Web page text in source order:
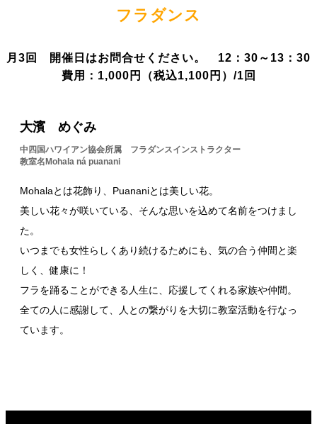
フラダンス
月3回 開催日はお問合せください。 12：30～13：30
費用：1,000円（税込1,100円）/1回
大濱 めぐみ
中四国ハワイアン協会所属 フラダンスインストラクター
教室名Mohala ná puanani
Mohalaとは花飾り、Puananiとは美しい花。
美しい花々が咲いている、そんな思いを込めて名前をつけまし
た。
いつまでも女性らしくあり続けるためにも、気の合う仲間と楽
しく、健康に！
フラを踊ることができる人生に、応援してくれる家族や仲間。
全ての人に感謝して、人との繋がりを大切に教室活動を行なっ
ています。